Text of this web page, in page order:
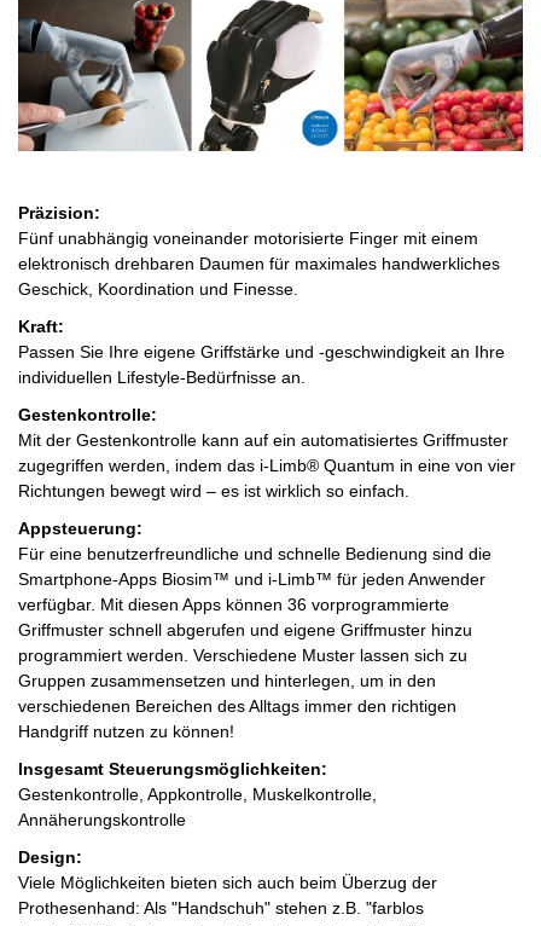
Präzision:
Fünf unabhängig voneinander motorisierte Finger mit einem
elektronisch drehbaren Daumen für maximales handwerkliches
Geschick, Koordination und Finesse.
Kraft:
Passen Sie Ihre eigene Griffstärke und -geschwindigkeit an Ihre
individuellen Lifestyle-Bedürfnisse an.
Gestenkontrolle:
Mit der Gestenkontrolle kann auf ein automatisiertes Griffmuster
zugegriffen werden, indem das i-Limb® Quantum in eine von vier
Richtungen bewegt wird – es ist wirklich so einfach.
Appsteuerung:
Für eine benutzerfreundliche und schnelle Bedienung sind die
Smartphone-Apps Biosim™ und i-Limb™ für jeden Anwender
verfügbar. Mit diesen Apps können 36 vorprogrammierte
Griffmuster schnell abgerufen und eigene Griffmuster hinzu
programmiert werden. Verschiedene Muster lassen sich zu
Gruppen zusammensetzen und hinterlegen, um in den
verschiedenen Bereichen des Alltags immer den richtigen
Handgriff nutzen zu können!
Insgesamt Steuerungsmöglichkeiten:
Gestenkontrolle, Appkontrolle, Muskelkontrolle,
Annäherungskontrolle
Design:
Viele Möglichkeiten bieten sich auch beim Überzug der
Prothesenhand: Als "Handschuh" stehen z.B. "farblos